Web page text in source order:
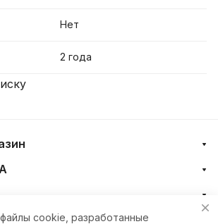
Нет
2 года
cookie, разработанные